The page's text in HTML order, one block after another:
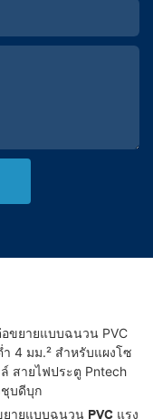
ายแบบฉนวน PVC แรง